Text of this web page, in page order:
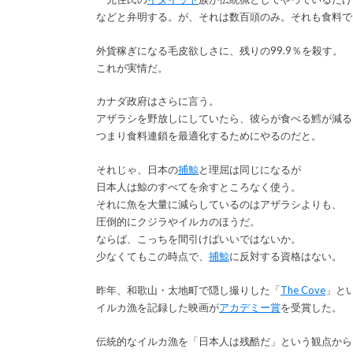
などと弁明する。が、それは数百頭のみ。それも食料で
外貨稼ぎになる毛皮欲しさに、残りの99.9％を殺す。
これが実情だ。
カナダ政府はさらに言う。
アザラシを野放しにしていたら、彼らが食べる鱈が減る
つまり食料連鎖を最適化するためにやるのだと。
それじゃ、日本の捕鯨と理屈は同じになるが
日本人は鯨のすべてを余すところなく使う。
それに魚を大量に減らしているのはアザラシよりも、
圧倒的にクジラやイルカのほうだ。
ならば、こっちを間引けばいいではないか。
少なくてもこの時点で、 捕鯨に反対する資格はない。
昨年、和歌山・太地町で隠し撮りした「The Cove 」と
イルカ漁を記録した映画がアカデミー賞を受賞した。
伝統的なイルカ漁を「日本人は残酷だ」という観点から